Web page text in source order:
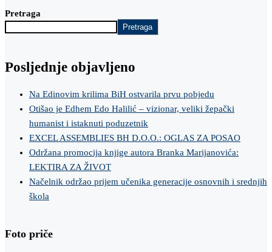
Pretraga
Pretraga
Posljednje objavljeno
Na Edinovim krilima BiH ostvarila prvu pobjedu
Otišao je Edhem Edo Halilić – vizionar, veliki žepački
humanist i istaknuti poduzetnik
EXCEL ASSEMBLIES BH D.O.O.: OGLAS ZA POSAO
Održana promocija knjige autora Branka Marijanovića:
LEKTIRA ZA ŽIVOT
Načelnik održao prijem učenika generacije osnovnih i srednjih
škola
Foto priče